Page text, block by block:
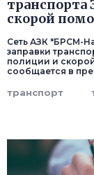
транспорта
скорой
Сеть АЗК "БРСМ-
заправки
полиции и
сообщается в
транспорт